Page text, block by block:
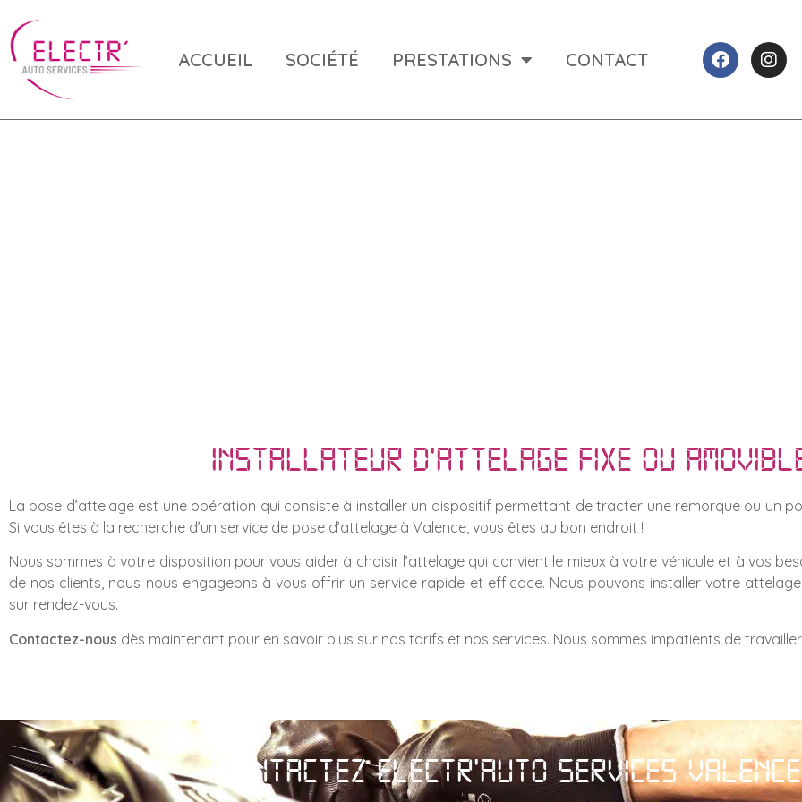
ACCUEIL SOCIÉTÉ PRESTATIONS CONTACT
Installateur d'attelage fixe ou
La pose d’attelage est une opération qui consiste à installer un dispositif permettant de tracter une remorque ou un
Si vous êtes à la recherche d’un service de pose d’attelage à Valence, vous êtes au bon endroit !
Nous sommes à votre disposition pour vous aider à choisir l’attelage qui convient le mieux à votre véhicule et à vos
de nos clients, nous nous engageons à vous offrir un service rapide et efficace. Nous pouvons installer votre
sur rendez-vous.
Contactez-nous dès maintenant pour en savoir plus sur nos tarifs et nos services. Nous sommes impatients de
Contactez electr'auto services Valence